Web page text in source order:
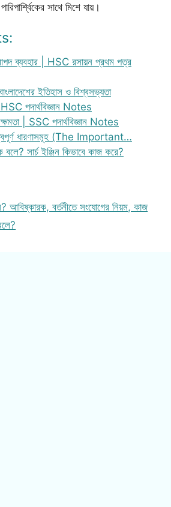
সাথে মিশে যায়।
ব্যবহার | HSC রসায়ন প্রথম পত্র
ইতিহাস ও বিশ্বসভ্যতা
HSC পদার্থবিজ্ঞান Notes
| SSC পদার্থবিজ্ঞান Notes
ধারণাসমূহ (The Important…
বলে? সার্চ ইঞ্জিন কিভাবে কাজ করে?
আবিষ্কারক, বর্তনীতে সংযোগের নিয়ম, কাজ